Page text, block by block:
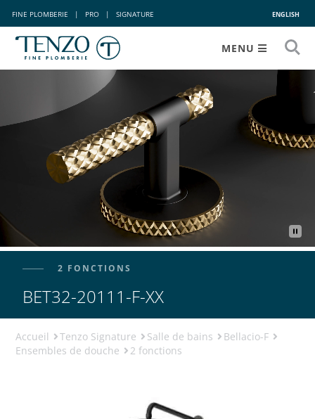
FINE PLOMBERIE | PRO | SIGNATURE ENGLISH
MENU
2 FONCTIONS
BET32-20111-F-XX
Accueil Tenzo Signature Salle de bains
Bellacio-F
Ensembles de douche
2 fonctions